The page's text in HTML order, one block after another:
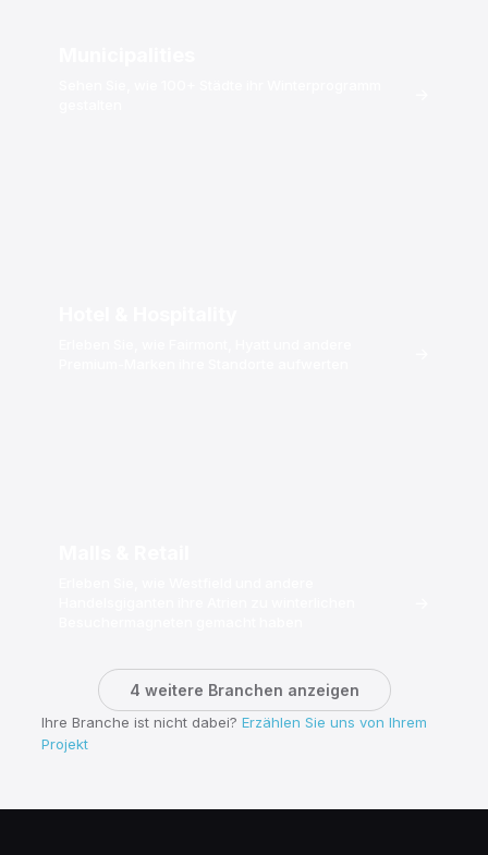
4 weitere Branchen anzeigen
Ihre Branche ist nicht dabei? Erzählen Sie uns von Ihrem
Projekt